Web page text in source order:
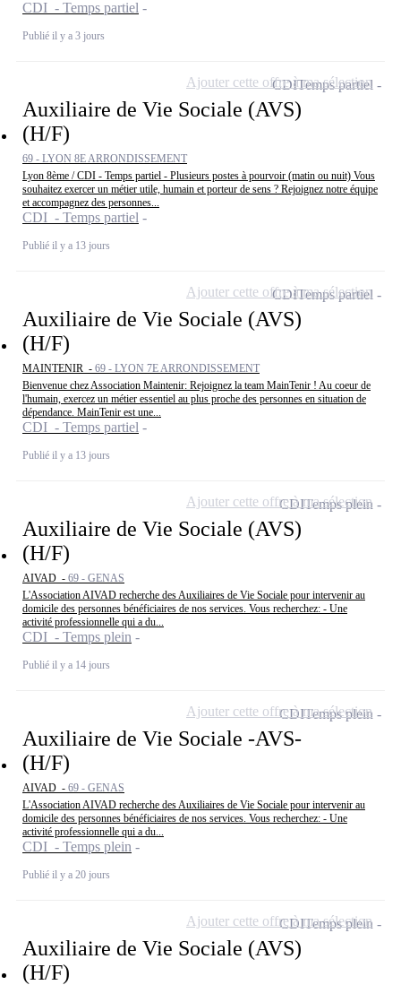
CDI - Temps partiel
Publié il y a 3 jours
Auxiliaire de Vie Sociale (AVS)
(H/F)
69 - LYON 8E ARRONDISSEMENT
Lyon 8ème / CDI - Temps partiel - Plusieurs postes à pourvoir (matin ou nuit) Vous
souhaitez exercer un métier utile, humain et porteur de sens ? Rejoignez notre équipe
et accompagnez des personnes...
CDI - Temps partiel
Publié il y a 13 jours
CDITemps partiel
Ajouter cette offre à ma sélection
Auxiliaire de Vie Sociale (AVS)
(H/F)
MAINTENIR - 69 - LYON 7E ARRONDISSEMENT
Bienvenue chez Association Maintenir: Rejoignez la team MainTenir ! Au coeur de
l'humain, exercez un métier essentiel au plus proche des personnes en situation de
dépendance. MainTenir est une...
CDI - Temps partiel
Publié il y a 13 jours
CDITemps partiel
Ajouter cette offre à ma sélection
Auxiliaire de Vie Sociale (AVS)
(H/F)
AIVAD - 69 - GENAS
L'Association AIVAD recherche des Auxiliaires de Vie Sociale pour intervenir au
domicile des personnes bénéficiaires de nos services. Vous recherchez: - Une
activité professionnelle qui a du...
CDI - Temps plein
Publié il y a 14 jours
CDITemps plein
Ajouter cette offre à ma sélection
Auxiliaire de Vie Sociale -AVS-
(H/F)
AIVAD - 69 - GENAS
L'Association AIVAD recherche des Auxiliaires de Vie Sociale pour intervenir au
domicile des personnes bénéficiaires de nos services. Vous recherchez: - Une
activité professionnelle qui a du...
CDI - Temps plein
Publié il y a 20 jours
CDITemps plein
Ajouter cette offre à ma sélection
Auxiliaire de Vie Sociale (AVS)
(H/F)
CDITemps plein
Ajouter cette offre à ma sélection